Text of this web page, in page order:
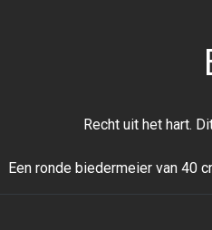
Recht uit het hart.
Een ronde biedermeier van 40